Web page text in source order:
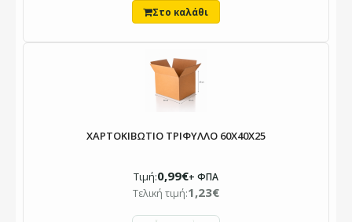
ΧΑΡΤΟΚΙΒΩΤΙΟ ΤΡΙΦΥΛΛΟ 60Χ40Χ25
Τιμή:0,99€+ ΦΠΑ
Τελική τιμή:1,23€